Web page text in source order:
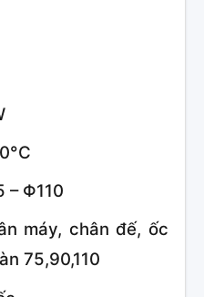
– Φ110
máy, chân đế, ốc
75,90,110